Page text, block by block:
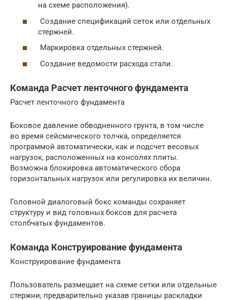
на схеме расположения).
Создание спецификаций сеток или отдельных
стержней.
Маркировка отдельных стержней.
Создание ведомости расхода стали.
Команда Расчет ленточного фундамента
Расчет ленточного фундамента
Боковое давление обводненного грунта, в том числе
во время сейсмического толчка, определяется
программой автоматически, как и подсчет весовых
нагрузок, расположенных на консолях плиты.
Возможна блокировка автоматического сбора
горизонтальных нагрузок или регулировка их величин.
Головной диалоговый бокс команды сохраняет
структуру и вид головных боксов для расчета
столбчатых фундаментов.
Команда Конструирование фундамента
Конструирование фундамента
Пользователь размещает на схеме сетки или отдельные
стержни, предварительно указав границы раскладки